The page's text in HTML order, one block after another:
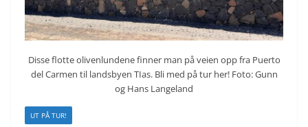
Disse flotte olivenlundene finner man på veien opp fra Puerto
del Carmen til landsbyen TIas. Bli med på tur her! Foto: Gunn
og Hans Langeland
UT PÅ TUR!